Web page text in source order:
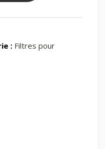
: Filtres pour